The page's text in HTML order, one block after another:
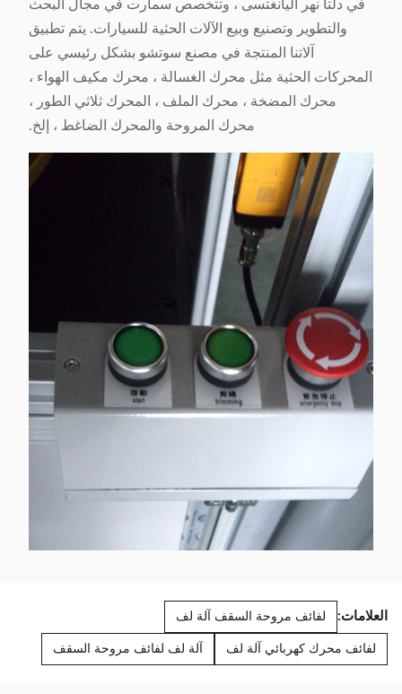
في دلتا نهر اليانغتسى ، وتتخصص سمارت في مجال البحث
والتطوير وتصنيع وبيع الآلات الحثية للسيارات. يتم تطبيق
آلاتنا المنتجة في مصنع سوتشو بشكل رئيسي على
المحركات الحثية مثل محرك الغسالة ، محرك مكيف الهواء ،
محرك المضخة ، محرك الملف ، المحرك ثلاثي الطور ،
محرك المروحة والمحرك الضاغط ، إلخ.
العلامات: لفائف مروحة السقف آلة لف
لفائف محرك كهربائي آلة لف آلة لف لفائف مروحة السقف